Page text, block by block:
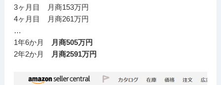
3ヶ月目 月商153万円
4ヶ月目 月商261万円
…
1年6か月
月商505万円
2年2か月
月商2591万円